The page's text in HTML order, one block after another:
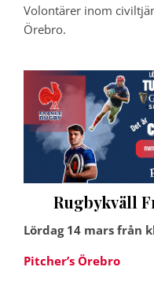
Volontärer inom
Örebro.
Rugbykväll
Lördag 14 mars från
Pitcher’s Örebro